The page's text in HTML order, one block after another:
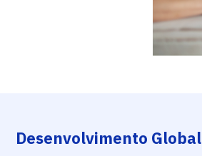
Desenvolvimento Global